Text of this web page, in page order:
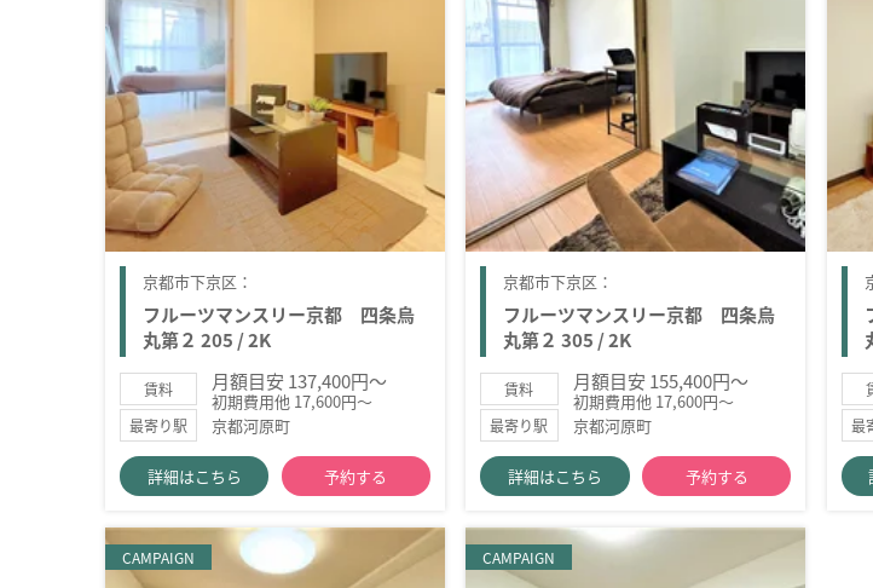
京都市下京区：
フルーツマンスリー京都 四条烏
丸第２ 205 / 2K
賃料 月額目安 137,400円～
初期費用他 17,600円～
最寄り駅 京都河原町
詳細はこちら 予約する
京都市下京区：
フルーツマンスリー京都 四条烏
丸第２ 305 / 2K
賃料 月額目安 155,400円～
初期費用他 17,600円～
最寄り駅 京都河原町
詳細はこちら 予約する
最
CAMPAIGN CAMPAIGN